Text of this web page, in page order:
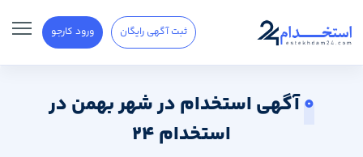
ثبت آگهی رایگان ورود کارجو
0آگهی استخدام در شهر بهمن در
استخدام 24